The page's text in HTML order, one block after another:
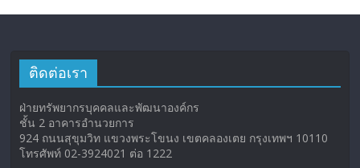
ติดต่อเรา
ฝ่ายทรัพยากรบุคคลและพัฒนาองค์กร
ชั้น 2 อาคารอำนวยการ
924 ถนนสุขุมวิท แขวงพระโขนง เขตคลองเตย กรุงเทพฯ 10110
โทรศัพท์ 02-3924021 ต่อ 1222